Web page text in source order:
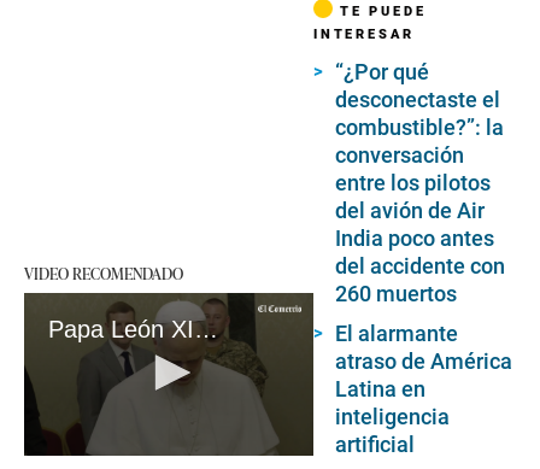
VIDEO RECOMENDADO
Papa León XIV ofrece el Vaticano para negociar la paz y Volodymy Zelensky pide una cumbre internacional
TE PUEDE
INTERESAR
“¿Por qué
desconectaste el
combustible?”: la
conversación
entre los pilotos
del avión de Air
India poco antes
del accidente con
260 muertos
El alarmante
atraso de América
Latina en
inteligencia
artificial